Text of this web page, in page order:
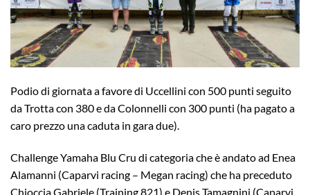
Podio di giornata a favore di Uccellini con 500 punti seguito
da Trotta con 380 e da Colonnelli con 300 punti (ha pagato a
caro prezzo una caduta in gara due).
Challenge Yamaha Blu Cru di categoria che è andato ad Enea
Alamanni (Caparvi racing – Megan racing) che ha preceduto
Chioccia Gabriele (Training 821) e Denis Tamagnini (Caparvi